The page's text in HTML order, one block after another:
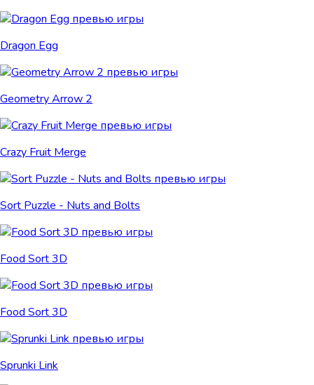
Dragon Egg
Geometry Arrow 2
Crazy Fruit Merge
Sort Puzzle - Nuts and Bolts
Food Sort 3D
Food Sort 3D
Sprunki Link